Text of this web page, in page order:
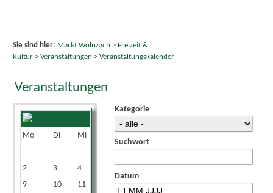
Sie sind hier: Markt Wolnzach > Freizeit &
Kultur> Veranstaltungen > Veranstaltungskalender
Veranstaltungen
September 2024
Mo
Di Mi
1
2
3 4
9
10 11 13 14
15
Kategorie
Suchwort
Datum